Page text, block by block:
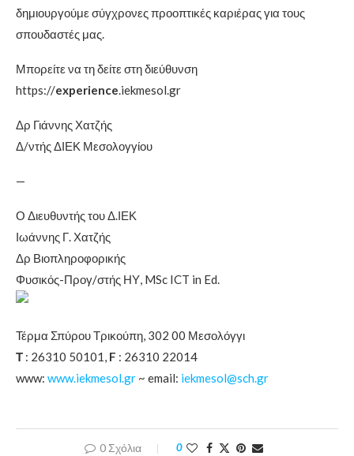
δημιουργούμε σύγχρονες προοπτικές καριέρας για τους
σπουδαστές μας.
Μπορείτε να τη δείτε στη διεύθυνση
https://experience.iekmesol.gr
Δρ Γιάννης Χατζής
Δ/ντής ΔΙΕΚ Μεσολογγίου
—
Ο Διευθυντής του Δ.ΙΕΚ
Ιωάννης Γ. Χατζής
Δρ Βιοπληροφορικής
Φυσικός-Προγ/στής ΗΥ, MSc ICT in Ed.
Τέρμα Σπύρου Τρικούπη, 302 00 Μεσολόγγι
Τ : 26310 50101, F : 26310 22014
www: www.iekmesol.gr ~ email: iekmesol@sch.gr
0 Σχόλια 0